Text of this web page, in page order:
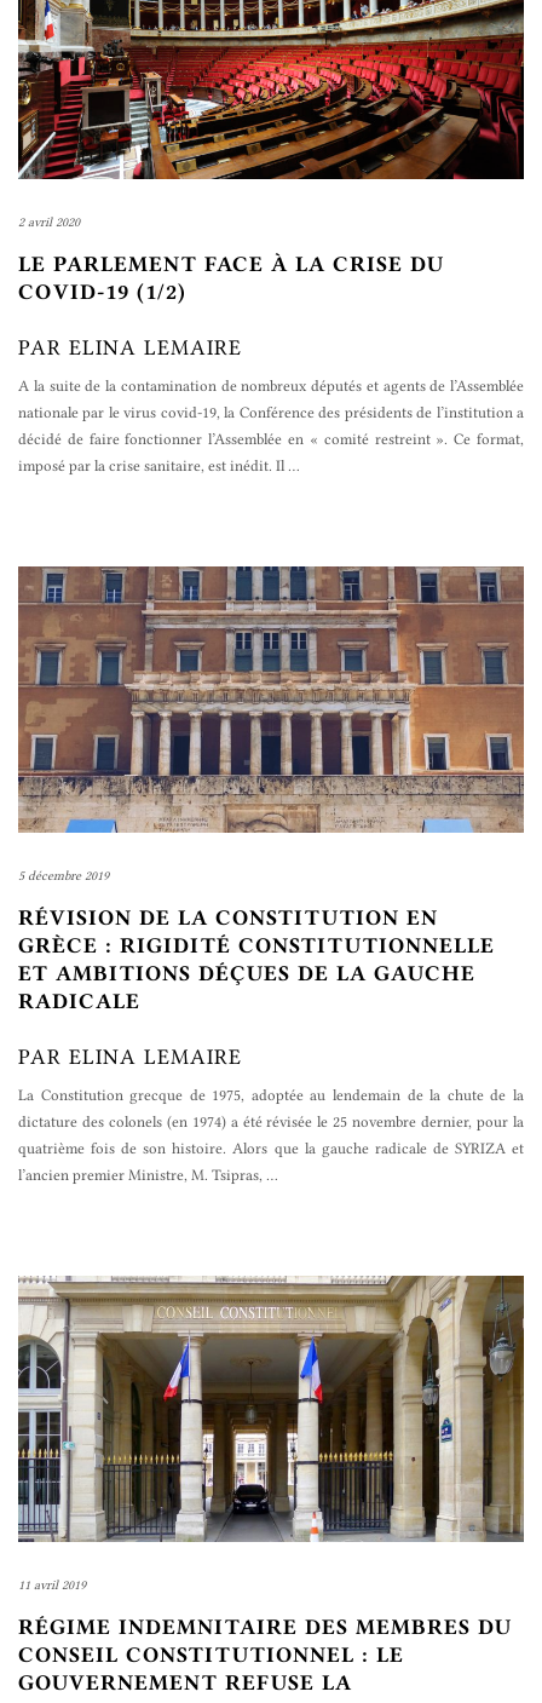
2 avril 2020
LE PARLEMENT FACE À LA CRISE DU
COVID-19 (1/2)
PAR ELINA LEMAIRE
A la suite de la contamination de nombreux députés et agents de l’Assemblée
nationale par le virus covid-19, la Conférence des présidents de l’institution a
décidé de faire fonctionner l’Assemblée en « comité restreint ». Ce format,
imposé par la crise sanitaire, est inédit. Il …
5 décembre 2019
RÉVISION DE LA CONSTITUTION EN
GRÈCE : RIGIDITÉ CONSTITUTIONNELLE
ET AMBITIONS DÉÇUES DE LA GAUCHE
RADICALE
PAR ELINA LEMAIRE
La Constitution grecque de 1975, adoptée au lendemain de la chute de la
dictature des colonels (en 1974) a été révisée le 25 novembre dernier, pour la
quatrième fois de son histoire. Alors que la gauche radicale de SYRIZA et
l’ancien premier Ministre, M. Tsipras, …
11 avril 2019
RÉGIME INDEMNITAIRE DES MEMBRES DU
CONSEIL CONSTITUTIONNEL : LE
GOUVERNEMENT REFUSE LA